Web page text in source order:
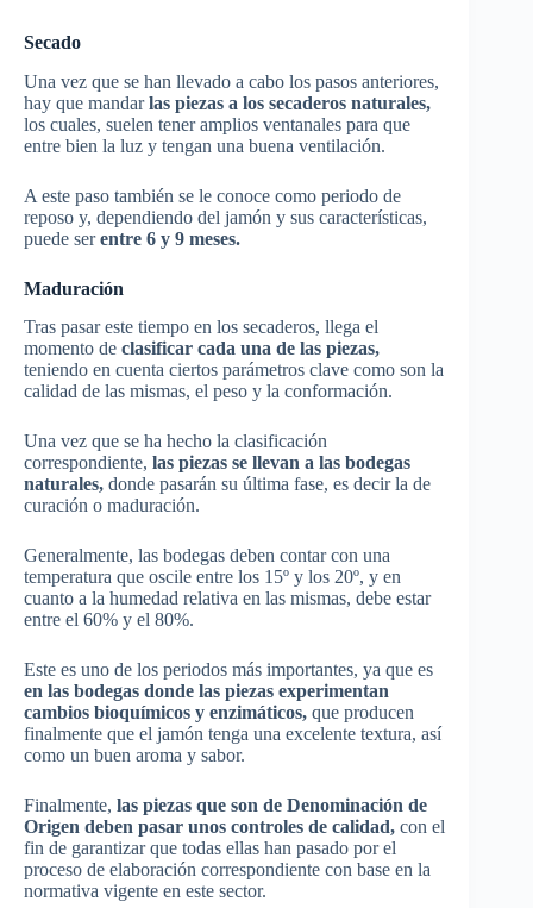
Secado
Una vez que se han llevado a cabo los pasos anteriores,
hay que mandarlas piezas a los secaderos naturales,
los cuales, suelen tener amplios ventanales para que
entre bien la luz y tengan una buena ventilación.
A este paso también se le conoce como periodo de
reposo y, dependiendo del jamón y sus características,
puede serentre 6 y 9 meses.
Maduración
Tras pasar este tiempo en los secaderos, llega el
momento de clasificar cada una de las piezas,
teniendo en cuenta ciertos parámetros clave como son la
calidad de las mismas, el peso y la conformación.
Una vez que se ha hecho la clasificación
correspondiente, las piezas se llevan a las bodegas
naturales, donde pasarán su última fase, es decir la de
curación o maduración.
Generalmente, las bodegas deben contar con una
temperatura que oscile entre los 15º y los 20º, y en
cuanto a la humedad relativa en las mismas, debe estar
entre el 60% y el 80%.
Este es uno de los periodos más importantes, ya que es
en las bodegas donde las piezas experimentan
cambios bioquímicos y enzimáticos, que producen
finalmente que el jamón tenga una excelente textura, así
como un buen aroma y sabor.
Finalmente, las piezas que son de Denominación de
Origen deben pasar unos controles de calidad, con el
fin de garantizar que todas ellas han pasado por el
proceso de elaboración correspondiente con base en la
normativa vigente en este sector.